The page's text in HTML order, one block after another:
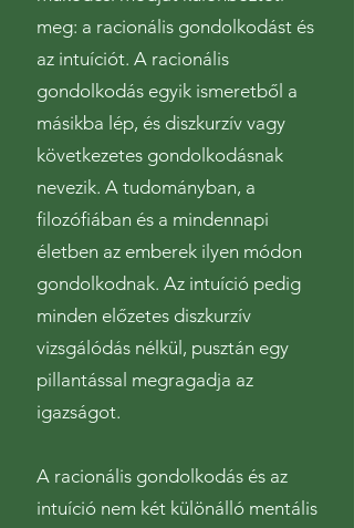
meg: a racionális gondolkodást és
az intuíciót. A racionális
gondolkodás egyik ismeretből a
másikba lép, és diszkurzív vagy
következetes gondolkodásnak
nevezik. A tudományban, a
filozófiában és a mindennapi
életben az emberek ilyen módon
gondolkodnak. Az intuíció pedig
minden előzetes diszkurzív
vizsgálódás nélkül, pusztán egy
pillantással megragadja az
igazságot.
A racionális gondolkodás és az
intuíció nem két különálló mentális